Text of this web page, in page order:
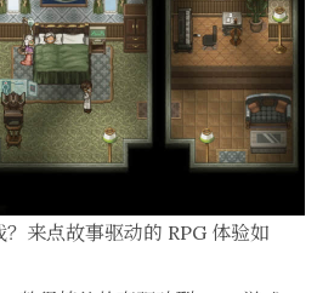
来点故事驱动的 RPG 体验如